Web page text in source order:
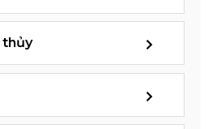
thủy